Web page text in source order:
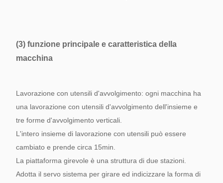
(3) funzione principale e caratteristica della
macchina
Lavorazione con utensili d'avvolgimento: ogni macchina ha
una lavorazione con utensili d'avvolgimento dell'insieme e
tre forme d'avvolgimento verticali.
L'intero insieme di lavorazione con utensili può essere
cambiato e prende circa 15min.
La piattaforma girevole è una struttura di due stazioni.
Adotta il servo sistema per girare ed indicizzare la forma di